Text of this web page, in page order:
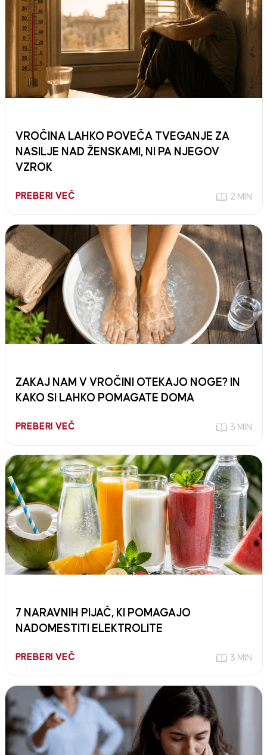
VROČINA LAHKO POVEČA TVEGANJE ZA
NASILJE NAD ŽENSKAMI, NI PA NJEGOV
VZROK
PREBERI VEČ 2 MIN
ZAKAJ NAM V VROČINI OTEKAJO NOGE? IN
KAKO SI LAHKO POMAGATE DOMA
PREBERI VEČ 3 MIN
7 NARAVNIH PIJAČ, KI POMAGAJO
NADOMESTITI ELEKTROLITE
PREBERI VEČ 3 MIN